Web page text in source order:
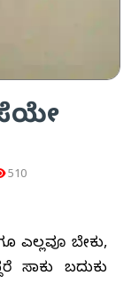
510
ಎಲ್ಲವೂ ಬೇಕು,
ಸಾಕು ಬದುಕು